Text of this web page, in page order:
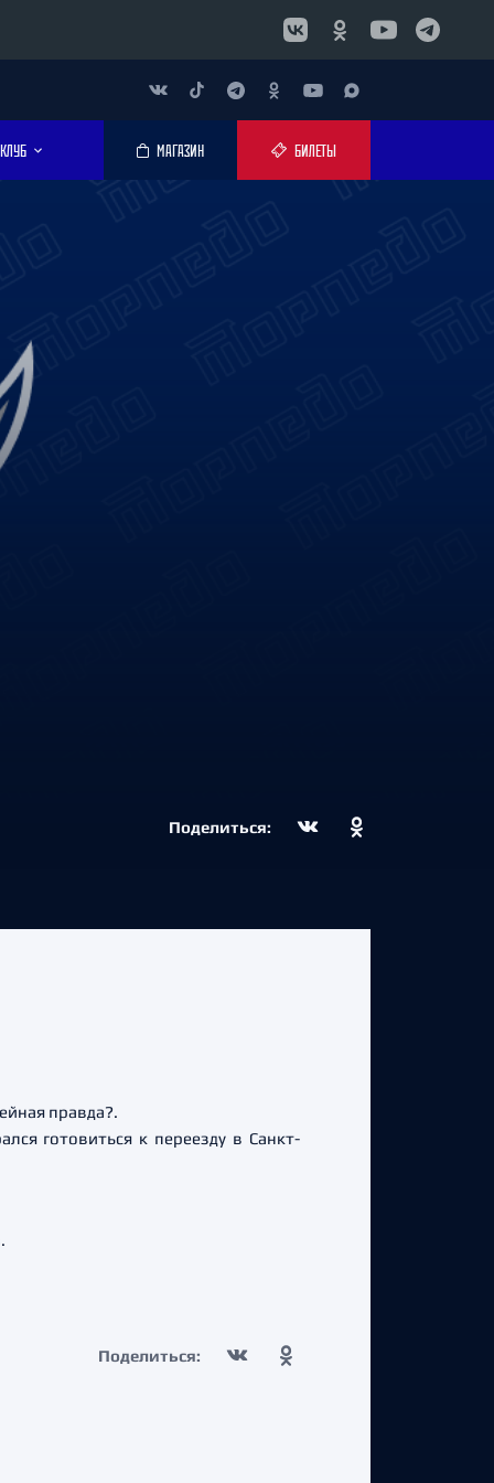
КЛУБ МАГАЗИН БИЛЕТЫ
Поделиться:
правда?.
готовиться к переезду в Санкт-
Поделиться: